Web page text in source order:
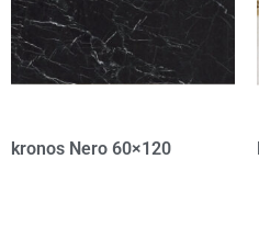
kronos Nero 60×120